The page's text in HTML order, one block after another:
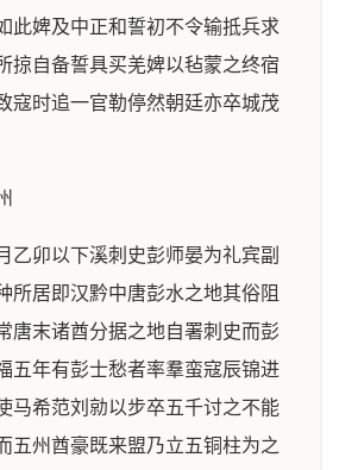
此婢及中正和誓初不令输抵兵求
掠自备誓具买羌婢以毡蒙之终宿
寇时追一官勒停然朝廷亦卒城茂
乙卯以下溪刺史彭师晏为礼宾副
所居即汉黔中唐彭水之地其俗阻
唐末诸酋分据之地自署刺史而彭
五年有彭士愁者率羣蛮寇辰锦进
马希范刘勍以步卒五千讨之不能
五州酋豪既来盟乃立五铜柱为之